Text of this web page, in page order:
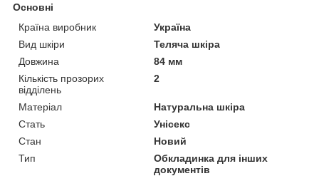
Основні
Країна виробник
Україна
Вид шкіри
Теляча шкіра
Довжина
84 мм
Кількість прозорих
відділень
2
Матеріал
Натуральна шкіра
Стать
Унісекс
Стан
Новий
Тип
Обкладинка для інших
документів